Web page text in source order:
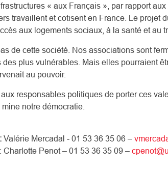
« aux Français », par rapport
travaillent et cotisent en France. Le projet
aux logements sociaux, à la santé et au
de cette société. Nos associations sont
des plus vulnérables. Mais elles pourraient
au pouvoir.
responsables politiques de porter ces
notre démocratie.
Valérie Mercadal - 01 53 36 35 06 –
: Charlotte Penot – 01 53 36 35 09 –